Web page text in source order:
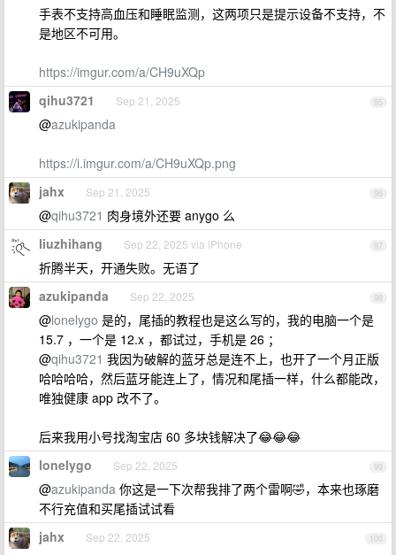
手表不支持高血压和睡眠监测，这两项只是提示设备不支持，不
是地区不可用。
https://imgur.com/a/CH9uXQp
95
qihu3721 Sep 21, 2025
@azukipanda
https://i.imgur.com/a/CH9uXQp.png
96
jahx Sep 21, 2025
@qihu3721 肉身境外还要 anygo 么
97
liuzhihang Sep 22, 2025 via iPhone
折腾半天，开通失败。无语了
98
azukipanda Sep 22, 2025
@lonelygo 是的，尾插的教程也是这么写的，我的电脑一个是
15.7 ，一个是 12.x ，都试过，手机是 26 ；
@qihu3721 我因为破解的蓝牙总是连不上，也开了一个月正版
哈哈哈哈，然后蓝牙能连上了，情况和尾插一样，什么都能改，
唯独健康 app 改不了。
后来我用小号找淘宝店 60 多块钱解决了😂😂😂
99
lonelygo Sep 22, 2025
@azukipanda 你这是一下次帮我排了两个雷啊🤣，本来也琢磨
不行充值和买尾插试试看
100
jahx Sep 22, 2025